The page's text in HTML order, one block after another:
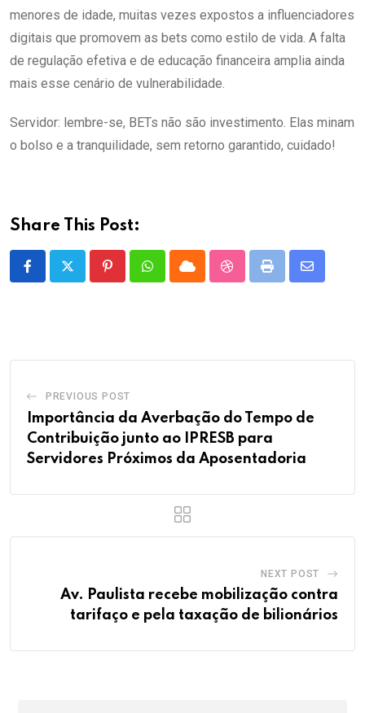
menores de idade, muitas vezes expostos a influenciadores
digitais que promovem as bets como estilo de vida. A falta
de regulação efetiva e de educação financeira amplia ainda
mais esse cenário de vulnerabilidade.
Servidor: lembre-se, BETs não são investimento. Elas minam
o bolso e a tranquilidade, sem retorno garantido, cuidado!
Share This Post:
PinterestWhatsappCloud StumbleUpon
Print
Share
PREVIOUS POST
Importância da Averbação do Tempo de
Contribuição junto ao IPRESB para
Servidores Próximos da Aposentadoria
NEXT POST
Av. Paulista recebe mobilização contra
tarifaço e pela taxação de bilionários